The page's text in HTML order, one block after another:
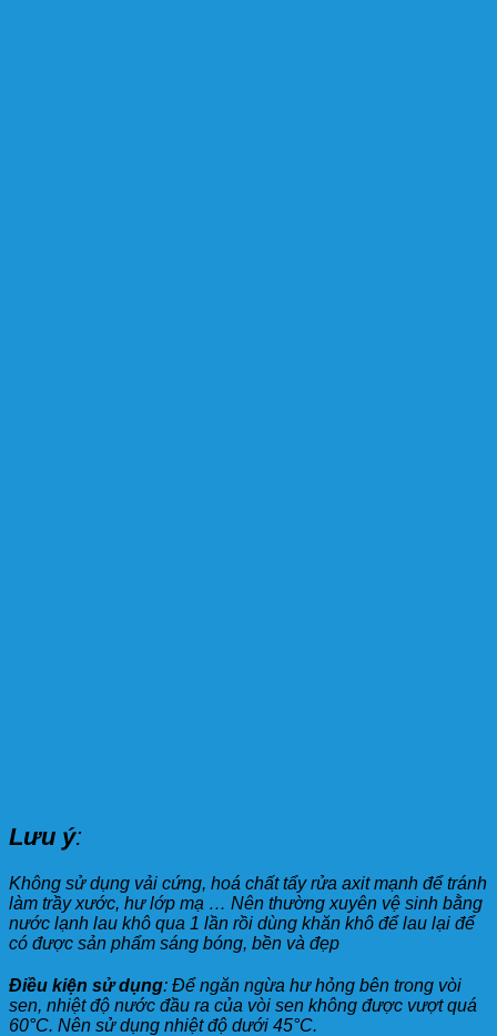
Lưu ý:
Không sử dụng vải cứng, hoá chất tẩy rửa axit mạnh để tránh
làm trầy xước, hư lớp mạ … Nên thường xuyên vệ sinh bằng
nước lạnh lau khô qua 1 lần rồi dùng khăn khô để lau lại để
có được sản phẩm sáng bóng, bền và đẹp
Điều kiện sử dụng: Để ngăn ngừa hư hỏng bên trong vòi
sen, nhiệt độ nước đầu ra của vòi sen không được vượt quá
60°C. Nên sử dụng nhiệt độ dưới 45°C.